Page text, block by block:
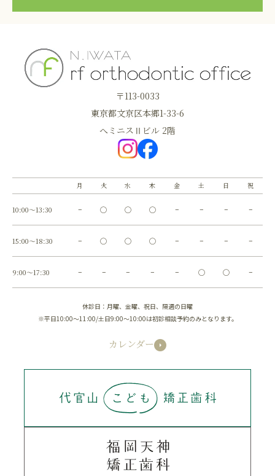
〒113-0033
東京都文京区本郷1-33-6
へミニスⅡビル 2階
月 火 水 木 金 土 日 祝
10:00～13:30 − ◯ ◯ ◯ − − − −
15:00～18:30 − ◯ ◯ ◯ − − − −
9:00～17:30 − − − − − ◯ ◯ −
休診日：月曜、金曜、祝日、隔週の日曜
※平日10:00～11:00/土日9:00～10:00は初診相談予約のみとなります。
カレンダー